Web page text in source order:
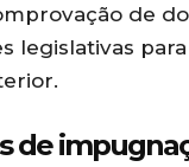
de
legislativas
de